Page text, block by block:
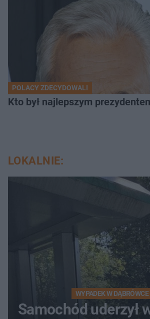
POLACY ZDECYDOWALI
Kto był najlepszym
LOKALNIE:
WYPADEK W DĄBRÓWCE
Samochód uderzył